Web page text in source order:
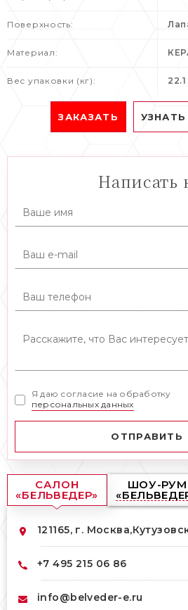
Поверхность:
Материал:
Вес упаковки (кг): 22.1
ЗАКАЗАТЬ
Написать
Я даю согласие на обработку
персональных данных
ОТПРАВИТЬ
САЛОН
«БЕЛЬВЕДЕР»
ШОУ-РУМ
121165, г. Москва,
+7 495 215 06 86
info@belveder-e.ru